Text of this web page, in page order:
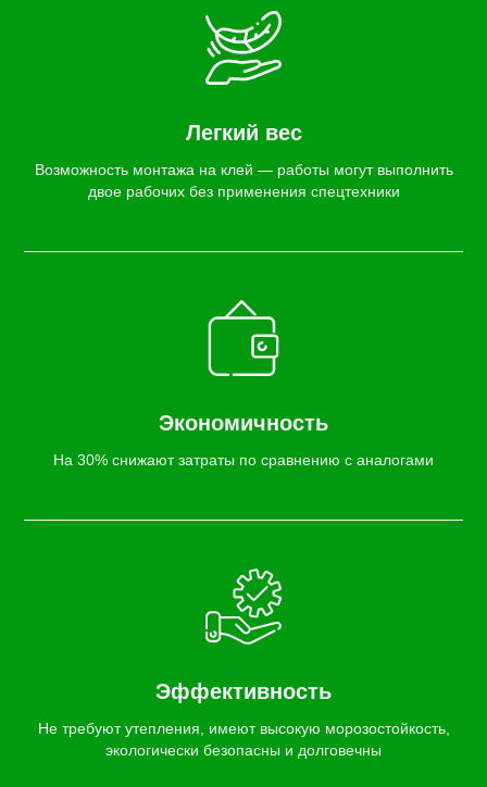
Легкий вес
Возможность монтажа на клей — работы могут выполнить
двое рабочих без применения спецтехники
Экономичность
На 30% снижают затраты по сравнению с аналогами
Эффективность
Не требуют утепления, имеют высокую морозостойкость,
экологически безопасны и долговечны